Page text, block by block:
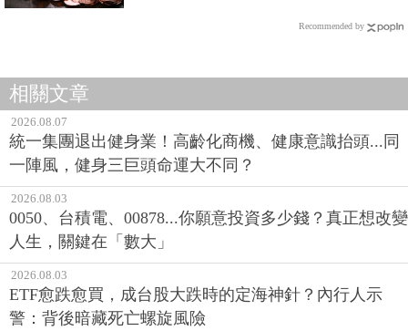
2026.08.07
統一集團退出健身業！高齡化商機、健康意識抬頭...同
一陣風，健身三巨頭命運大不同？
2026.08.03
0050、台積電、00878...你願意投資多少錢？真正想改變
人生，關鍵在「數大」
2026.08.03
ETF愈跌愈買，成台股大跌時的定海神針？內行人示
警：背後暗藏死亡螺旋風險
2026.07.31
台股震盪、融資斷頭與當沖成惡夢！市場對AI股的樂觀